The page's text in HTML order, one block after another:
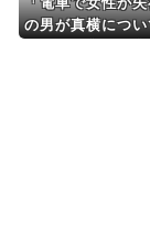
の男が真横につ